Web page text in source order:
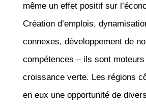
même un effet positif sur
Création d’emplois,
connexes, développement de
compétences – ils sont moteurs
croissance verte. Les régions
en eux une opportunité de